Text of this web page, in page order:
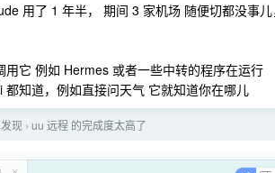
用了 1 年半， 期间 3 家机场 随便切都没事儿
它 例如 Hermes 或者一些中转的程序在运行
知道，例如直接问天气 它就知道你在哪儿
现 › uu 远程 的完成度太高了